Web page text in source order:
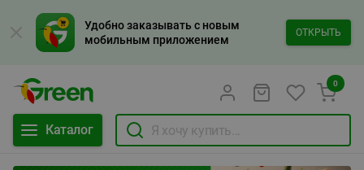
Удобно заказывать с новым
мобильным приложением
ОТКРЫТЬ
Каталог
0